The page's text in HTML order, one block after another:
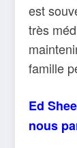
est
très
famille
Ed
nous